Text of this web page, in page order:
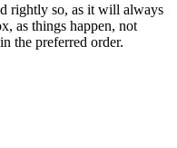
rightly so, as it will always
as things happen, not
the preferred order.